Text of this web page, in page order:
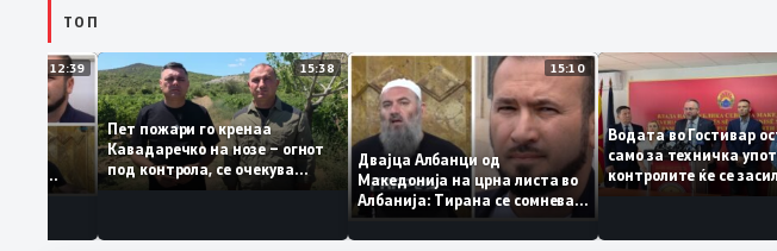
ТОП
12:39
За
му
од
кога му гори
15:38
Пет пожари го кренаа
Кавадаречко на нозе – огнот
под контрола, се очекува
целосно гаснење
15:10
Двајца Албанци од
Македонија на црна листа во
Албанија: Тирана се сомнева
дека работеле за
терористички организации
Водата во
само за техничка
контролите ќе се